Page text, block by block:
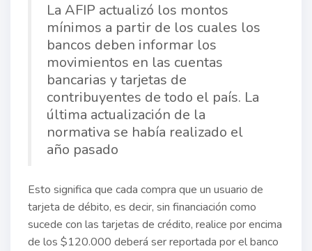
La AFIP actualizó los montos
mínimos a partir de los cuales los
bancos deben informar los
movimientos en las cuentas
bancarias y tarjetas de
contribuyentes de todo el país. La
última actualización de la
normativa se había realizado el
año pasado
Esto significa que cada compra que un usuario de
tarjeta de débito, es decir, sin financiación como
sucede con las tarjetas de crédito, realice por encima
de los $120.000 deberá ser reportada por el banco